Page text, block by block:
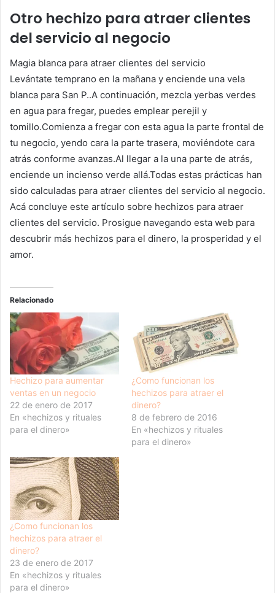
Otro hechizo para atraer clientes
del servicio al negocio
Magia blanca para atraer clientes del servicio
Levántate temprano en la mañana y enciende una vela
blanca para San P..A continuación, mezcla yerbas verdes
en agua para fregar, puedes emplear perejil y
tomillo.Comienza a fregar con esta agua la parte frontal de
tu negocio, yendo cara la parte trasera, moviéndote cara
atrás conforme avanzas.Al llegar a la una parte de atrás,
enciende un incienso verde allá.Todas estas prácticas han
sido calculadas para atraer clientes del servicio al negocio.
Acá concluye este artículo sobre hechizos para atraer
clientes del servicio. Prosigue navegando esta web para
descubrir más hechizos para el dinero, la prosperidad y el
amor.
Relacionado
Hechizo para aumentar
ventas en un negocio
22 de enero de 2017
En «hechizos y rituales
para el dinero»
¿Como funcionan los
hechizos para atraer el
dinero?
8 de febrero de 2016
En «hechizos y rituales
para el dinero»
¿Como funcionan los
hechizos para atraer el
dinero?
23 de enero de 2017
En «hechizos y rituales
para el dinero»